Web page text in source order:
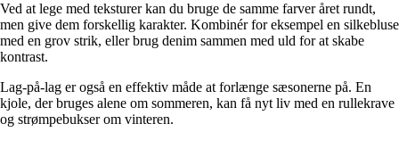
Ved at lege med teksturer kan du bruge de samme farver året rundt,
men give dem forskellig karakter. Kombinér for eksempel en silkebluse
med en grov strik, eller brug denim sammen med uld for at skabe
kontrast.
Lag-på-lag er også en effektiv måde at forlænge sæsonerne på. En
kjole, der bruges alene om sommeren, kan få nyt liv med en rullekrave
og strømpebukser om vinteren.